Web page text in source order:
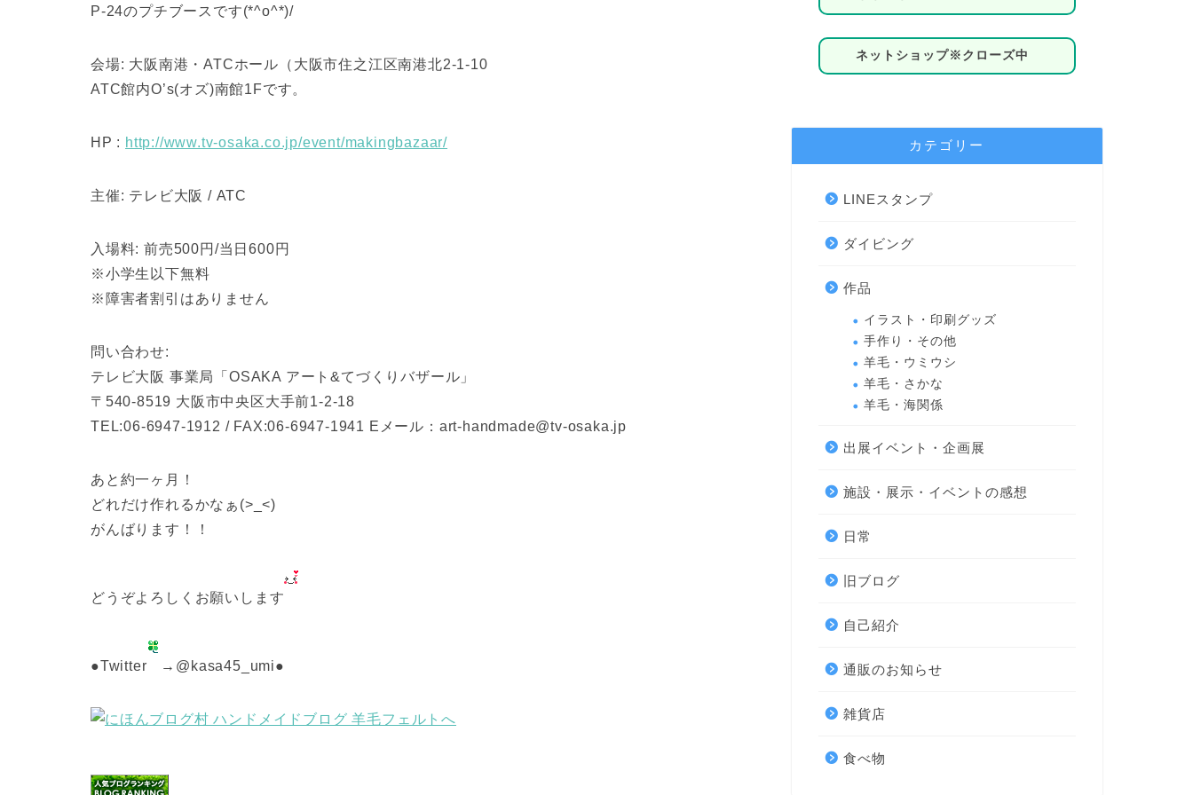
P-24のプチブースです(*^o^*)/
会場: 大阪南港・ATCホール（大阪市住之江区南港北2-1-10
ATC館内O’s(オズ)南館1Fです。
HP : http://www.tv-osaka.co.jp/event/makingbazaar/
主催: テレビ大阪 / ATC
入場料: 前売500円/当日600円
※小学生以下無料
※障害者割引はありません
問い合わせ:
テレビ大阪 事業局「OSAKA アート&てづくりバザール」
〒540-8519 大阪市中央区大手前1-2-18
TEL:06-6947-1912 / FAX:06-6947-1941 Eメール：art-handmade@tv-osaka.jp
あと約一ヶ月！
どれだけ作れるかなぁ(>_<)
がんばります！！
どうぞよろしくお願いします
●Twitter →@kasa45_umi●
ネットショップ※クローズ中
カテゴリー
LINEスタンプ
ダイビング
作品
イラスト・印刷グッズ
手作り・その他
羊毛・ウミウシ
羊毛・さかな
羊毛・海関係
出展イベント・企画展
施設・展示・イベントの感想
日常
旧ブログ
自己紹介
通販のお知らせ
雑貨店
食べ物